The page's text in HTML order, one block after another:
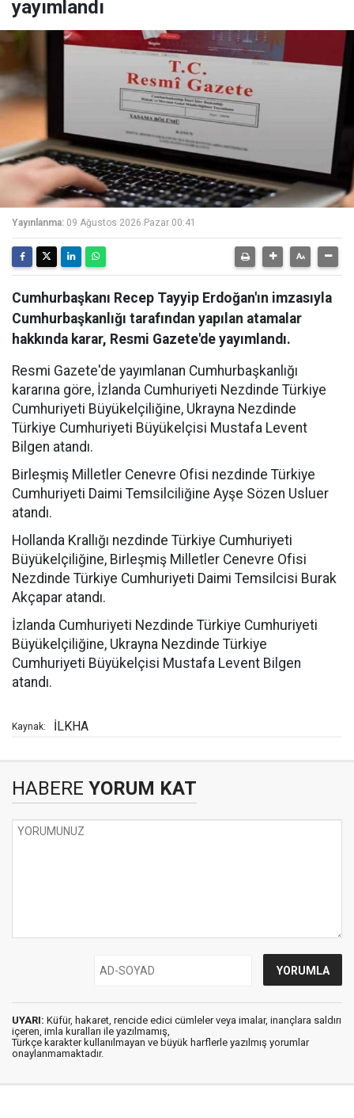
yayımlandı
Yayınlanma: 09 Ağustos 2026 Pazar 00:41
Cumhurbaşkanı Recep Tayyip Erdoğan'ın imzasıyla
Cumhurbaşkanlığı tarafından yapılan atamalar
hakkında karar, Resmi Gazete'de yayımlandı.
Resmi Gazete'de yayımlanan Cumhurbaşkanlığı
kararına göre, İzlanda Cumhuriyeti Nezdinde Türkiye
Cumhuriyeti Büyükelçiliğine, Ukrayna Nezdinde
Türkiye Cumhuriyeti Büyükelçisi Mustafa Levent
Bilgen atandı.
Birleşmiş Milletler Cenevre Ofisi nezdinde Türkiye
Cumhuriyeti Daimi Temsilciliğine Ayşe Sözen Usluer
atandı.
Hollanda Krallığı nezdinde Türkiye Cumhuriyeti
Büyükelçiliğine, Birleşmiş Milletler Cenevre Ofisi
Nezdinde Türkiye Cumhuriyeti Daimi Temsilcisi Burak
Akçapar atandı.
İzlanda Cumhuriyeti Nezdinde Türkiye Cumhuriyeti
Büyükelçiliğine, Ukrayna Nezdinde Türkiye
Cumhuriyeti Büyükelçisi Mustafa Levent Bilgen
atandı.
Kaynak: İLKHA
HABERE YORUM KAT
UYARI: Küfür, hakaret, rencide edici cümleler veya imalar, inançlara saldırı
içeren, imla kuralları ile yazılmamış,
Türkçe karakter kullanılmayan ve büyük harflerle yazılmış yorumlar
onaylanmamaktadır.